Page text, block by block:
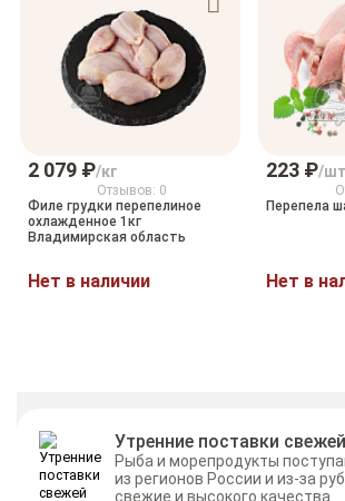
2 079 ₽/кг
Отзывов: 0
Филе грудки перепелиное
охлажденное 1кг
Владимирская область
Нет в наличии
223 ₽/шт
Перепела
Нет в
Утренние поставки
Рыба и морепродукты
из регионов России и из-за
свежие и высокого качества.